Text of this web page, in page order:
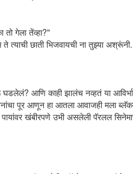
गेला तेंव्हा?"
ते त्याची छाती भिजवायची ना तुझ्या
आणि काही झालंच नव्हतं या
पूर आणून हा आतला आवाजही मला
खंबीरपणे उभी असलेली पॅरलल